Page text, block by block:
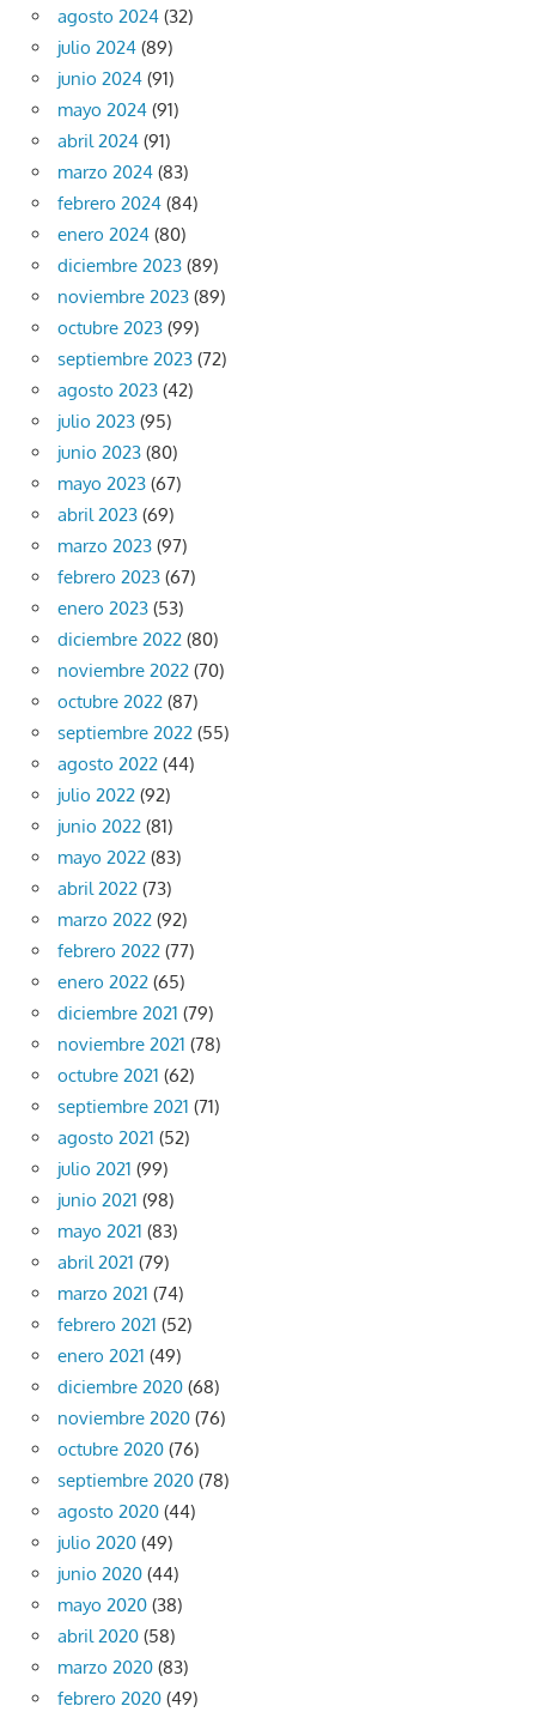
agosto 2024 (32)
julio 2024 (89)
junio 2024 (91)
mayo 2024 (91)
abril 2024 (91)
marzo 2024 (83)
febrero 2024 (84)
enero 2024 (80)
diciembre 2023 (89)
noviembre 2023 (89)
octubre 2023 (99)
septiembre 2023 (72)
agosto 2023 (42)
julio 2023 (95)
junio 2023 (80)
mayo 2023 (67)
abril 2023 (69)
marzo 2023 (97)
febrero 2023 (67)
enero 2023 (53)
diciembre 2022 (80)
noviembre 2022 (70)
octubre 2022 (87)
septiembre 2022 (55)
agosto 2022 (44)
julio 2022 (92)
junio 2022 (81)
mayo 2022 (83)
abril 2022 (73)
marzo 2022 (92)
febrero 2022 (77)
enero 2022 (65)
diciembre 2021 (79)
noviembre 2021 (78)
octubre 2021 (62)
septiembre 2021 (71)
agosto 2021 (52)
julio 2021 (99)
junio 2021 (98)
mayo 2021 (83)
abril 2021 (79)
marzo 2021 (74)
febrero 2021 (52)
enero 2021 (49)
diciembre 2020 (68)
noviembre 2020 (76)
octubre 2020 (76)
septiembre 2020 (78)
agosto 2020 (44)
julio 2020 (49)
junio 2020 (44)
mayo 2020 (38)
abril 2020 (58)
marzo 2020 (83)
febrero 2020 (49)